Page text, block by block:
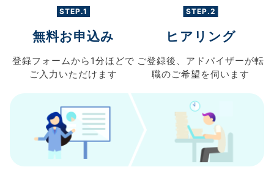
STEP.1
無料お申込み
登録フォームから 1分ほどで
ご入力 いただけます
STEP.2
ヒアリング
ご登録後、 アドバイザーが転
職のご希望を伺います